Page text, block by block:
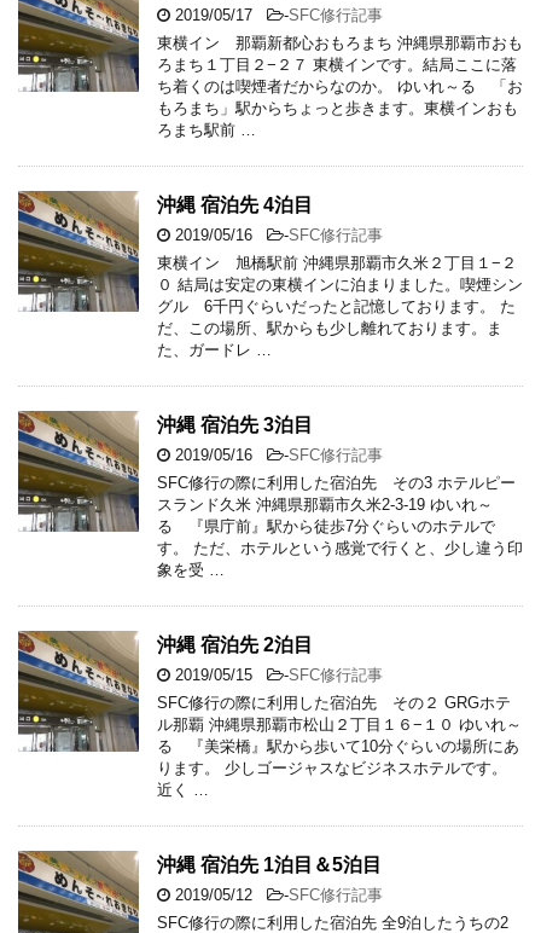
2019/05/17 -SFC修行記事
東横イン 那覇新都心おもろまち 沖縄県那覇市おも
ろまち１丁目２−２７ 東横インです。結局ここに落
ち着くのは喫煙者だからなのか。 ゆいれ～る 「お
もろまち」駅からちょっと歩きます。東横インおも
ろまち駅前 …
沖縄 宿泊先 4泊目
2019/05/16 -SFC修行記事
東横イン 旭橋駅前 沖縄県那覇市久米２丁目１−２
０ 結局は安定の東横インに泊まりました。喫煙シン
グル 6千円ぐらいだったと記憶しております。 た
だ、この場所、駅からも少し離れております。ま
た、ガードレ …
沖縄 宿泊先 3泊目
2019/05/16 -SFC修行記事
SFC修行の際に利用した宿泊先 その3 ホテルピー
スランド久米 沖縄県那覇市久米2-3-19 ゆいれ～
る 『県庁前』駅から徒歩7分ぐらいのホテルで
す。 ただ、ホテルという感覚で行くと、少し違う印
象を受 …
沖縄 宿泊先 2泊目
2019/05/15 -SFC修行記事
SFC修行の際に利用した宿泊先 その２ GRGホテ
ル那覇 沖縄県那覇市松山２丁目１６−１０ ゆいれ～
る 『美栄橋』駅から歩いて10分ぐらいの場所にあ
ります。 少しゴージャスなビジネスホテルです。
近く …
沖縄 宿泊先 1泊目＆5泊目
2019/05/12 -SFC修行記事
SFC修行の際に利用した宿泊先 全9泊したうちの2